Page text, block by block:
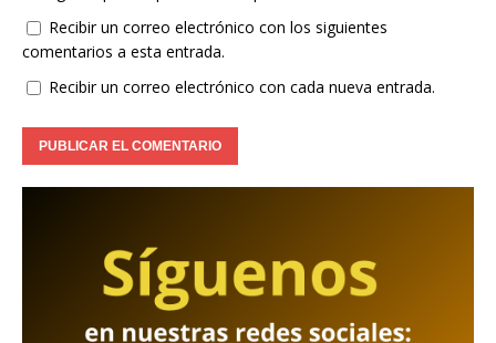
Recibir un correo electrónico con los siguientes
comentarios a esta entrada.
Recibir un correo electrónico con cada nueva entrada.